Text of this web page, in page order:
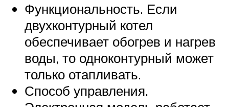
Функциональность. Если
двухконтурный котел
обеспечивает обогрев и нагрев
воды, то одноконтурный может
только отапливать.
Способ управления.